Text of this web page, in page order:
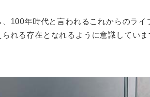
100年時代と言われるこれからのライ
れる存在となれるように意識していま